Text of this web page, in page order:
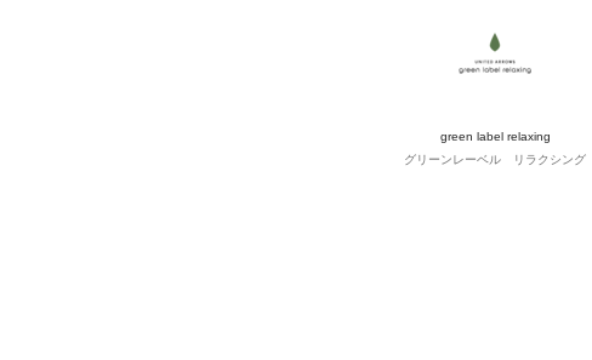
green label relaxing
グリーンレーベル リラクシング